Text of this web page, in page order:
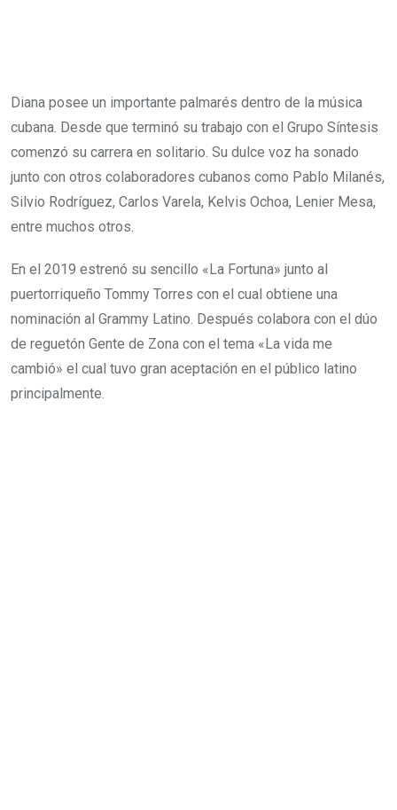
Diana posee un importante palmarés dentro de la música
cubana. Desde que terminó su trabajo con el Grupo Síntesis
comenzó su carrera en solitario. Su dulce voz ha sonado
junto con otros colaboradores cubanos como Pablo Milanés,
Silvio Rodríguez, Carlos Varela, Kelvis Ochoa, Lenier Mesa,
entre muchos otros.
En el 2019 estrenó su sencillo «La Fortuna» junto al
puertorriqueño Tommy Torres con el cual obtiene una
nominación al Grammy Latino. Después colabora con el dúo
de reguetón Gente de Zona con el tema «La vida me
cambió» el cual tuvo gran aceptación en el público latino
principalmente.